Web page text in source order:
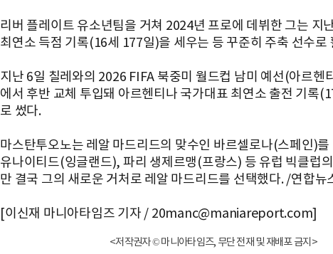
리버 플레이트 유소년팀을 거쳐 2024년 프로에 데뷔한 그는 지
최연소 득점 기록(16세 177일)을 세우는 등 꾸준히 주축 선수로
지난 6일 칠레와의 2026 FIFA 북중미 월드컵 남미 예선(아르헨
에서 후반 교체 투입돼 아르헨티나 국가대표 최연소 출전 기록
로 썼다.
마스탄투오노는 레알 마드리드의 맞수인 바르셀로나(스페인)를
유나이티드(잉글랜드), 파리 생제르맹(프랑스) 등 유럽 빅클럽
만 결국 그의 새로운 거처로 레알 마드리드를 선택했다. /연합뉴
[이신재 마니아타임즈 기자 / 20manc@maniareport.com]
<저작권자 © 마니아타임즈, 무단 전재 및 재배포 금지>